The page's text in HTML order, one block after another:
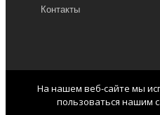
Контакты
На нашем веб-сайте мы
пользоваться нашим